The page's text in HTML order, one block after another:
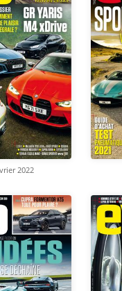
2022